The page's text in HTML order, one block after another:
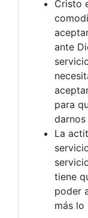
Cristo
ante
para
darnos
La
tiene
poder
más lo